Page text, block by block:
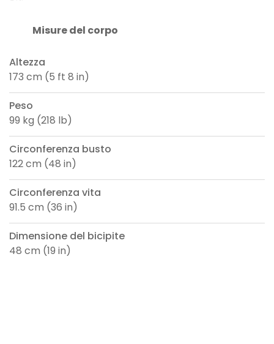
Misure del corpo
Altezza
173 cm (5 ft 8 in)
Peso
99 kg (218 lb)
Circonferenza busto
122 cm (48 in)
Circonferenza vita
91.5 cm (36 in)
Dimensione del bicipite
48 cm (19 in)